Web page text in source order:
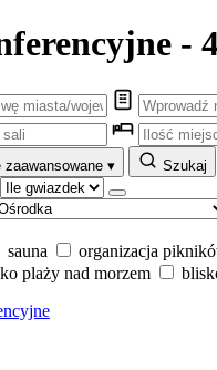
-
▾ Szukaj
sauna organizacja
plaży nad morzem